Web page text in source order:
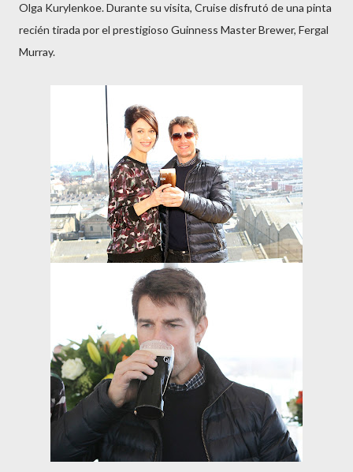
Olga Kurylenkoe. Durante su visita, Cruise disfrutó de una pinta
recién tirada por el prestigioso Guinness Master Brewer, Fergal
Murray.